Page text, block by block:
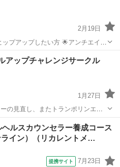
2月19日
プアップしたい方 🌟アンチエイジ
のバレエスタジオに行っけどよくわ
他 ストアカ
アップチャレンジサークル
1月27日
の見直し、またトランポリンエク
楽坂ウェルネス
4
エクササイズ
ルスカウンセラー養成コース
ライン）（リカレントメ…
提携サイト 7月23日